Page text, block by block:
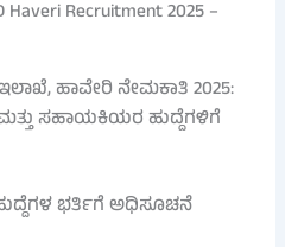
Recruitment 2025 –
ಹಾವೇರಿ ನೇಮಕಾತಿ 2025:
ಸಹಾಯಕಿಯರ ಹುದ್ದೆಗಳಿಗೆ
ಭರ್ತಿಗೆ ಅಧಿಸೂಚನೆ